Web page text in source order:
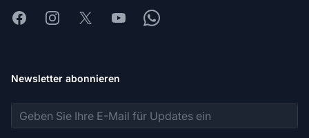
FacebookInstagram
X YoutubeWhatsapp
Newsletter abonnieren
E-Mail-Adresse